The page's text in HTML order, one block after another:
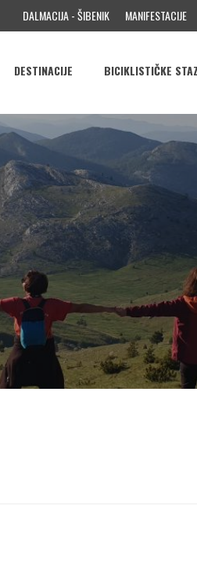
DALMACIJA - ŠIBENIK MANIFESTACIJE
DESTINACIJE BICIKLISTIČKE